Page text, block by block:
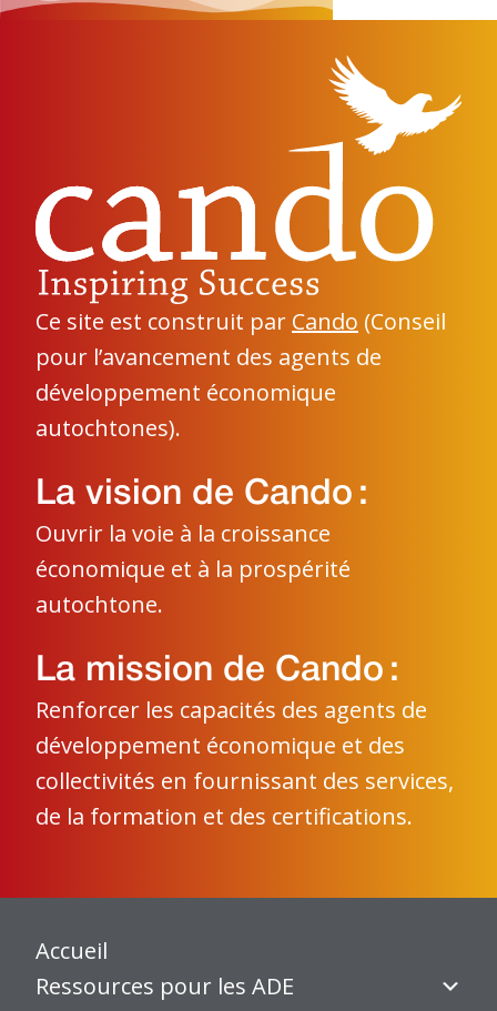
Ce site est construit par Cando (Conseil
pour l’avancement des agents de
développement économique
autochtones).
La vision de Cando :
Ouvrir la voie à la croissance
économique et à la prospérité
autochtone.
La mission de Cando :
Renforcer les capacités des agents de
développement économique et des
collectivités en fournissant des services,
de la formation et des certifications.
Accueil
Ressources pour les ADE